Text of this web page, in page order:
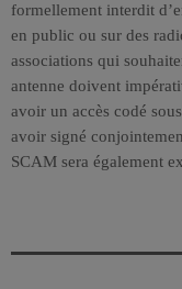
formellement interdit
en public ou sur des
associations qui
antenne doivent
avoir un accès codé
avoir signé
SCAM sera également